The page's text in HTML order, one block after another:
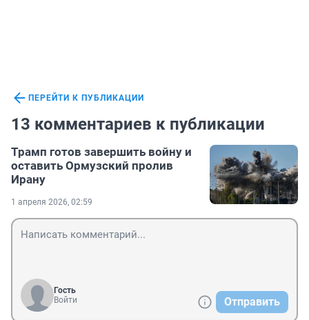
ПЕРЕЙТИ К ПУБЛИКАЦИИ
13 комментариев к публикации
Трамп готов завершить войну и
оставить Ормузский пролив
Ирану
1 апреля 2026, 02:59
Гость
Войти
Отправить